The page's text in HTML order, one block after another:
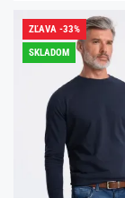
ZĽAVA -33%
SKLADOM